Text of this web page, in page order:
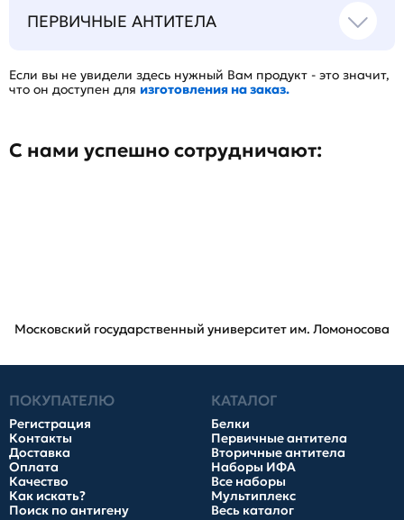
ПЕРВИЧНЫЕ АНТИТЕЛА
Если вы не увидели здесь нужный Вам продукт - это значит,
что он доступен для изготовления на заказ.
С нами успешно сотрудничают:
Московский государственный университет им. Ломоносова
ПОКУПАТЕЛЮ
Регистрация
Контакты
Доставка
Оплата
Качество
Как искать?
Поиск по антигену
КАТАЛОГ
Белки
Первичные антитела
Вторичные антитела
Наборы ИФА
Все наборы
Мультиплекс
Весь каталог